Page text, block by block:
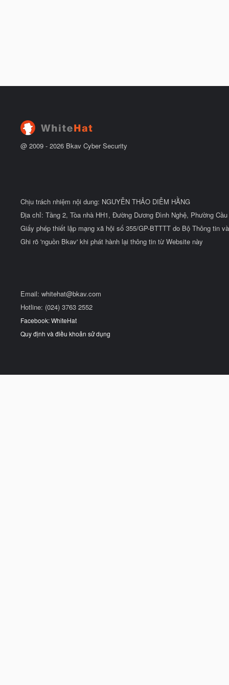
@ 2009 - 2026 Bkav Cyber Security
Chịu trách nhiệm nội dung: NGUYỄN THẢO DIỄM HẰNG
Địa chỉ: Tầng 2, Tòa nhà HH1, Đường Dương Đình Nghệ, Phường
Giấy phép thiết lập mạng xã hội số 355/GP-BTTTT do Bộ Thông tin
Ghi rõ 'nguồn Bkav' khi phát hành lại thông tin từ Website này
Email: whitehat@bkav.com
Hotline: (024) 3763 2552
Facebook: WhiteHat
Quy định và điều khoản sử dụng